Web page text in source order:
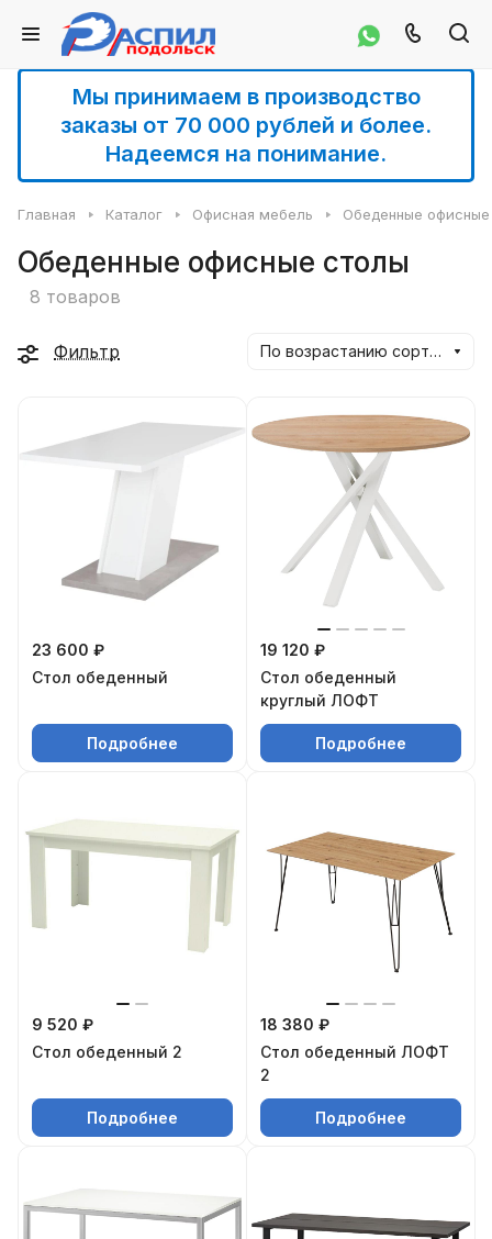
Мы принимаем в производство
заказы от 70 000 рублей и более.
Надеемся на понимание.
Главная Каталог Офисная мебель Обеденные
Обеденные офисные столы
8 товаров
Фильтр По возрастанию сортировки
23 600 ₽
Стол обеденный
Подробнее
19 120 ₽
Стол обеденный
круглый ЛОФТ
Подробнее
9 520 ₽
Стол обеденный 2
Подробнее
18 380 ₽
Стол обеденный ЛОФТ
2
Подробнее